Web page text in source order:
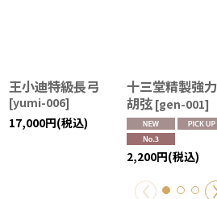
王小迪特級長弓
[yumi-006]
17,000円(税込)
十三堂精製強
胡弦 [gen-001]
2,200円(税込)